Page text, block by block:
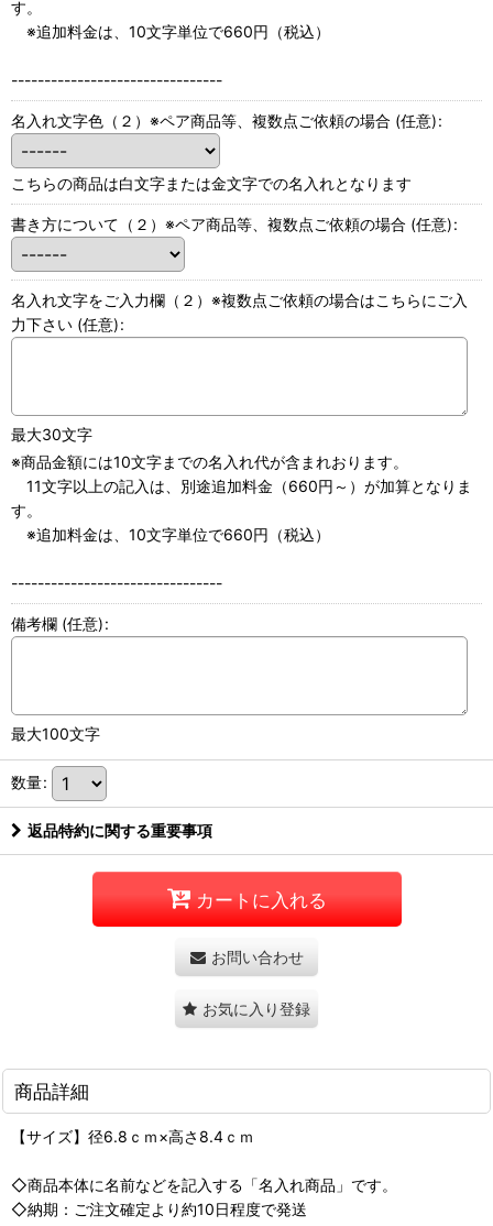
す。
※追加料金は、10文字単位で660円（税込）
--------------------------------
名入れ文字色（２）※ペア商品等、複数点ご依頼の場合 (任意):
こちらの商品は白文字または金文字での名入れとなります
書き方について（２）※ペア商品等、複数点ご依頼の場合 (任意):
名入れ文字をご入力欄（２）※複数点ご依頼の場合はこちらにご入
力下さい (任意):
最大30文字
※商品金額には10文字までの名入れ代が含まれおります。
11文字以上の記入は、別途追加料金（660円～）が加算となりま
す。
※追加料金は、10文字単位で660円（税込）
--------------------------------
備考欄 (任意):
最大100文字
数量:
返品特約に関する重要事項
カートに入れる
お問い合わせ
お気に入り登録
商品詳細
【サイズ】径6.8ｃｍ×高さ8.4ｃｍ
◇商品本体に名前などを記入する「名入れ商品」です。
◇納期：ご注文確定より約10日程度で発送